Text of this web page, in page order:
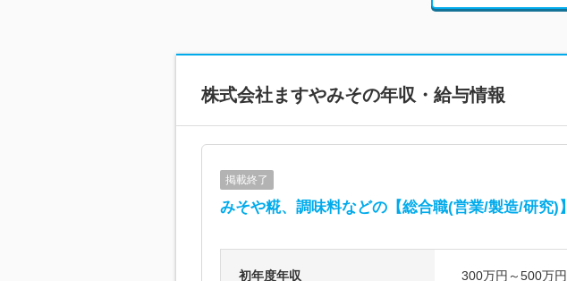
株式会社ますやみその年収・給与情報
掲載終了
みそや糀、調味料などの【総合職(営業/製造/研究)】
初年度年収 300万円～500万円